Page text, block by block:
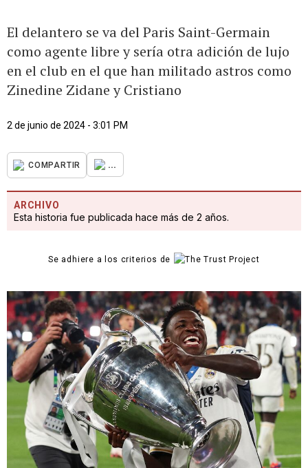
El delantero se va del Paris Saint-Germain
como agente libre y sería otra adición de lujo
en el club en el que han militado astros como
Zinedine Zidane y Cristiano
2 de junio de 2024 - 3:01 PM
COMPARTIR ...
ARCHIVO
Esta historia fue publicada hace más de 2 años.
Se adhiere a los criterios de